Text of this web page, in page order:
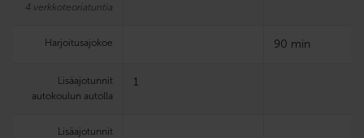
4 verkkoteoriatuntia
Harjoitus­ajokoe 90 min
Lisäajotunnit
autokoulun autolla
1
Lisäajotunnit